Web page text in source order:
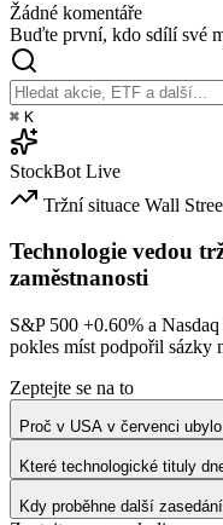
Žádné komentáře
Buďte první, kdo sdílí své
⌘ K
StockBot Live
Tržní situace Wall
Technologie vedou
zaměstnanosti
S&P 500 +0.60% a Nasdaq
pokles míst podpořil sázky
Zeptejte se na to
Proč v USA v červenci
Které technologické tituly
Kdy proběhne další